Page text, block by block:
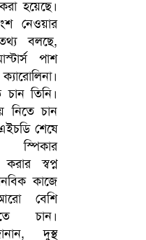
হয়েছে।
নেওয়ার
বলছে,
পাশ
তিনি।
নিতে চান
শেষে
স্পিকার
স্বপ্ন
কাজে
বেশি
চান।
দুস্থ